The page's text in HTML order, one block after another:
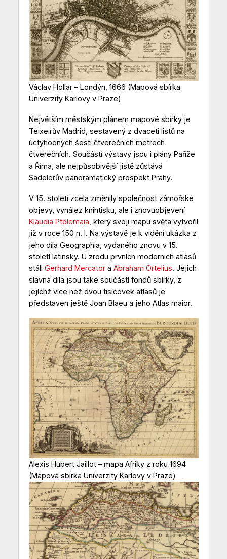
Václav Hollar – Londýn, 1666 (Mapová sbírka
Univerzity Karlovy v Praze)
Největším městským plánem mapové sbírky je
Teixeirův Madrid, sestavený z dvaceti listů na
úctyhodných šesti čtverečních metrech
čtverečních. Součástí výstavy jsou i plány Paříže
a Říma, ale nejpůsobivější jistě zůstává
Sadelerův panoramatický prospekt Prahy.
V 15. století zcela změnily společnost zámořské
objevy, vynález knihtisku, ale i znovuobjevení
Klaudia Ptolemaia , který svoji mapu světa vytvořil
již v roce 150 n. l. Na výstavě je k vidění ukázka z
jeho díla Geographia, vydaného znovu v 15.
století latinsky. U zrodu prvních moderních atlasů
stáli Gerhard Mercatora Abraham Ortelius. Jejich
slavná díla jsou také součástí fondů sbírky, z
jejíchž více než dvou tisícovek atlasů je
představen ještě Joan Blaeu a jeho Atlas maior.
Alexis Hubert Jaillot – mapa Afriky z roku 1694
(Mapová sbírka Univerzity Karlovy v Praze)